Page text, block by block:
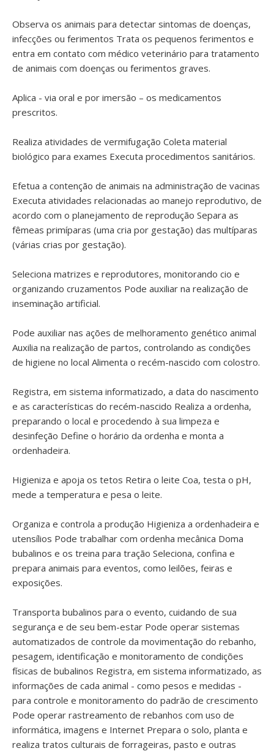
Observa os animais para detectar sintomas de doenças,
infecções ou ferimentos Trata os pequenos ferimentos e
entra em contato com médico veterinário para tratamento
de animais com doenças ou ferimentos graves.
Aplica - via oral e por imersão – os medicamentos
prescritos.
Realiza atividades de vermifugação Coleta material
biológico para exames Executa procedimentos sanitários.
Efetua a contenção de animais na administração de vacinas
Executa atividades relacionadas ao manejo reprodutivo, de
acordo com o planejamento de reprodução Separa as
fêmeas primíparas (uma cria por gestação) das multíparas
(várias crias por gestação).
Seleciona matrizes e reprodutores, monitorando cio e
organizando cruzamentos Pode auxiliar na realização de
inseminação artificial.
Pode auxiliar nas ações de melhoramento genético animal
Auxilia na realização de partos, controlando as condições
de higiene no local Alimenta o recém-nascido com colostro.
Registra, em sistema informatizado, a data do nascimento
e as características do recém-nascido Realiza a ordenha,
preparando o local e procedendo à sua limpeza e
desinfeção Define o horário da ordenha e monta a
ordenhadeira.
Higieniza e apoja os tetos Retira o leite Coa, testa o pH,
mede a temperatura e pesa o leite.
Organiza e controla a produção Higieniza a ordenhadeira e
utensílios Pode trabalhar com ordenha mecânica Doma
bubalinos e os treina para tração Seleciona, confina e
prepara animais para eventos, como leilões, feiras e
exposições.
Transporta bubalinos para o evento, cuidando de sua
segurança e de seu bem-estar Pode operar sistemas
automatizados de controle da movimentação do rebanho,
pesagem, identificação e monitoramento de condições
físicas de bubalinos Registra, em sistema informatizado, as
informações de cada animal - como pesos e medidas -
para controle e monitoramento do padrão de crescimento
Pode operar rastreamento de rebanhos com uso de
informática, imagens e Internet Prepara o solo, planta e
realiza tratos culturais de forrageiras, pasto e outras